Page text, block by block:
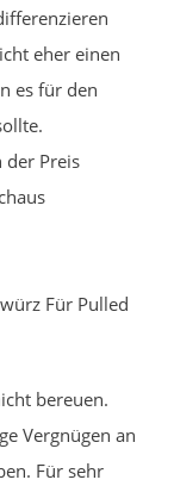
eher einen
es für den
der Preis
Für Pulled
bereuen.
Vergnügen an
Für sehr